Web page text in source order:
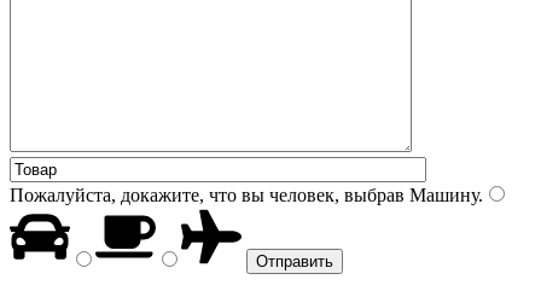
Пожалуйста, докажите, что вы человек, выбрав Машину.